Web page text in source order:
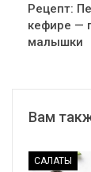
Рецепт:
кефире —
малышки
Вам
САЛАТЫ